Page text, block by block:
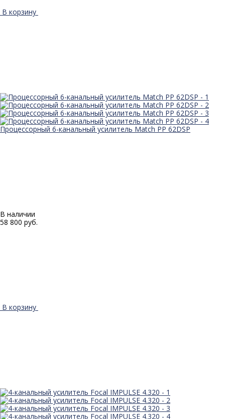
В корзину
Процессорный 6-канальный усилитель Match PP 62DSP
В наличии
58 800 руб.
В корзину